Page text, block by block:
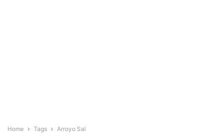
Home Tags Arroyo Sal